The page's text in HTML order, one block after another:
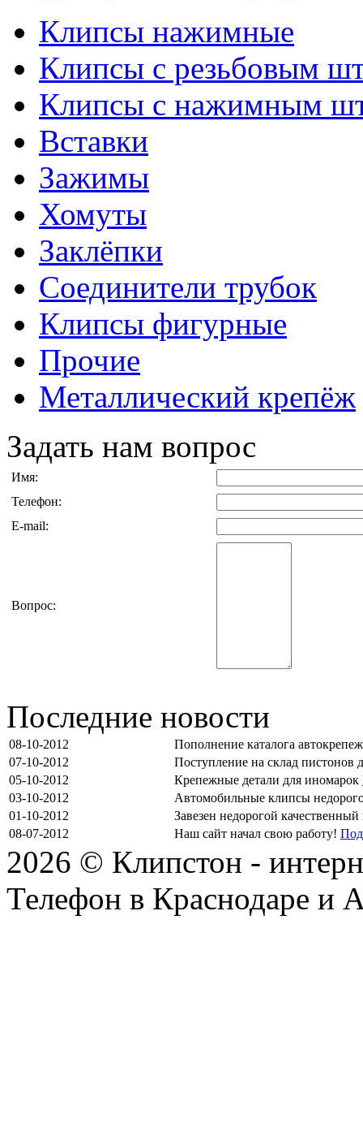
Клипсы нажимные
Клипсы с резьбовым
Клипсы с нажимным
Вставки
Зажимы
Хомуты
Заклёпки
Соединители трубок
Клипсы фигурные
Прочие
Металлический крепёж
Задать нам вопрос
Имя:
Телефон:
E-mail:
Вопрос:
Последние новости
08-10-2012
Пополнение каталога
07-10-2012
Поступление на склад пистонов
05-10-2012
Крепежные детали для иномарок
03-10-2012
Автомобильные клипсы
01-10-2012
Завезен недорогой
08-07-2012
Наш сайт начал свою работу!
2026 © Клипстон -
Телефон в Краснодаре и